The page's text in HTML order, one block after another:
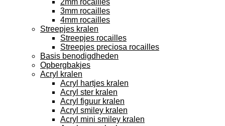
2mm rocailles
3mm rocailles
4mm rocailles
Streepjes kralen
Streepjes rocailles
Streepjes preciosa rocailles
Basis benodigdheden
Opbergbakjes
Acryl kralen
Acryl hartjes kralen
Acryl ster kralen
Acryl figuur kralen
Acryl smiley kralen
Acryl mini smiley kralen